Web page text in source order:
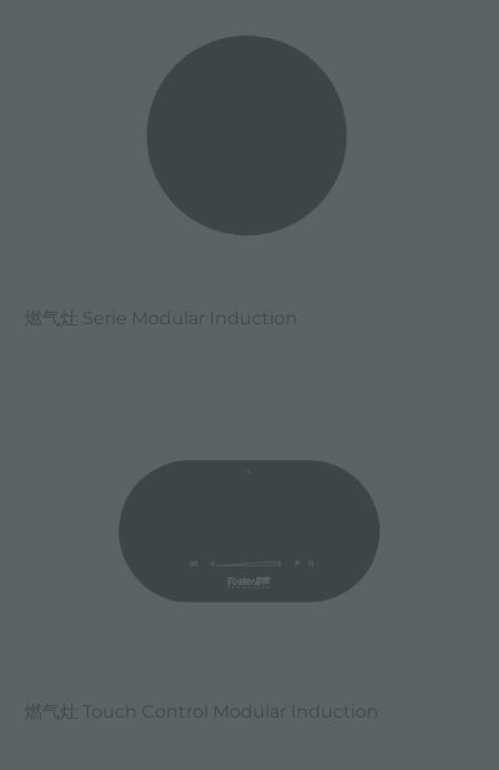
燃气灶 Serie Modular Induction
燃气灶 Touch Control Modular Induction